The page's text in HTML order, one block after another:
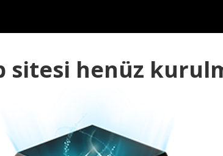
sitesi henüz